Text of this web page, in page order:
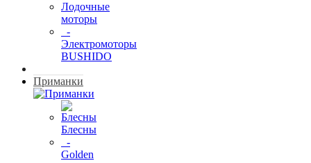
Лодочные
моторы
-
Электромоторы
BUSHIDO
Приманки
Блесны
-
Golden